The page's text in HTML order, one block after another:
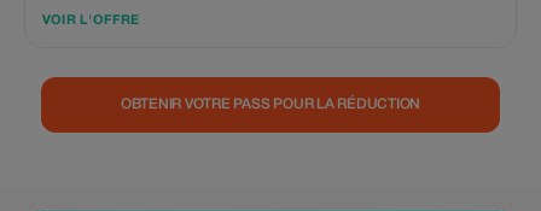
supérieure, une précision et un développement durable à chaque
VOIR L'OFFRE
OBTENIR VOTRE PASS POUR LA RÉDUCTION